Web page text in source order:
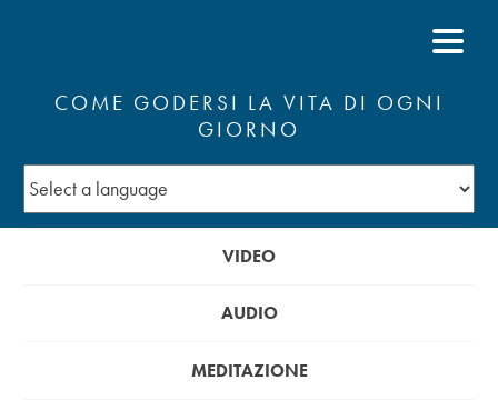
COME GODERSI LA VITA DI OGNI
GIORNO
VIDEO
AUDIO
MEDITAZIONE